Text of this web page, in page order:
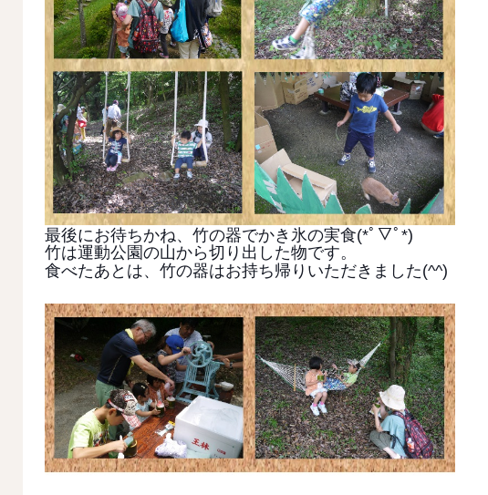
最後にお待ちかね、竹の器でかき氷の実食(*ﾟ▽ﾟ*)
竹は運動公園の山から切り出した物です。
食べたあとは、竹の器はお持ち帰りいただきました(^^)